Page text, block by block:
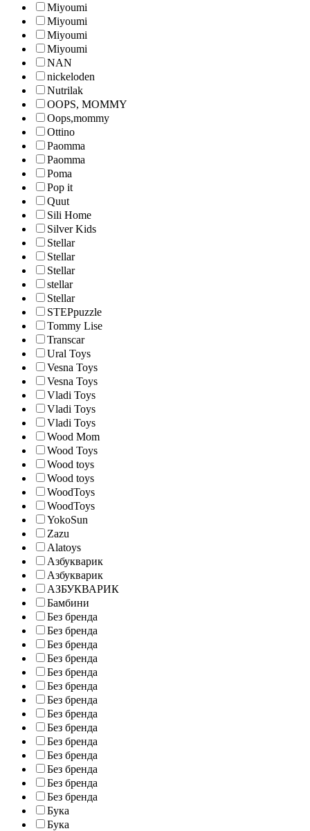
Miyoumi
Miyoumi
Miyoumi
Miyoumi
NAN
nickeloden
Nutrilak
OOPS, MOMMY
Oops,mommy
Ottino
Paomma
Paomma
Poma
Pop it
Quut
Sili Home
Silver Kids
Stellar
Stellar
Stellar
stellar
Stellar
STEPpuzzle
Tommy Lise
Transcar
Ural Toys
Vesna Toys
Vesna Toys
Vladi Toys
Vladi Toys
Vladi Toys
Wood Mom
Wood Toys
Wood toys
Wood toys
WoodToys
WoodToys
YokoSun
Zazu
Аlatoys
Азбукварик
Азбукварик
АЗБУКВАРИК
Бамбини
Без бренда
Без бренда
Без бренда
Без бренда
Без бренда
Без бренда
Без бренда
Без бренда
Без бренда
Без бренда
Без бренда
Без бренда
Без бренда
Без бренда
Бука
Бука